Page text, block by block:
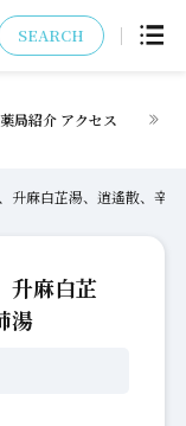
SEARCH
薬局紹介 アクセス
升麻白芷湯、逍遙散、辛
升麻白芷
湯